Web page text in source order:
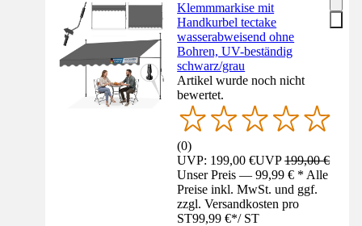
Klemmmarkise mit
Handkurbel tectake
wasserabweisend ohne
Bohren, UV-beständig
schwarz/grau
Artikel wurde noch nicht
bewertet.
(0)
UVP: 199,00 €UVP199,00 €
Unser Preis — 99,99 € * Alle
Preise inkl. MwSt. und ggf.
zzgl. Versandkosten pro
ST99,99 €*/ ST